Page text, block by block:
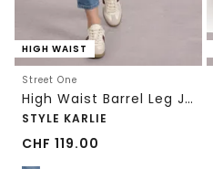
HIGH WAIST
Street One
High Waist Barrel Leg Jeans im Loose Fit
STYLE KARLIE
CHF 119.00